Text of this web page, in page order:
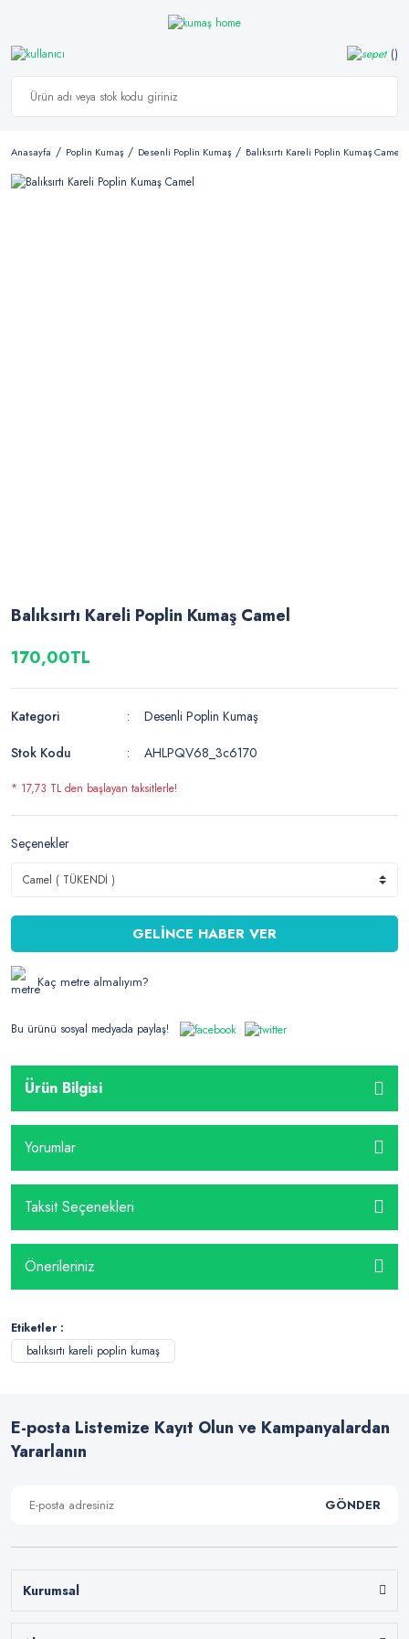
Anasayfa Poplin Kumaş Desenli Poplin Kumaş Balıksırtı Kareli Poplin Kumaş Camel
Balıksırtı Kareli Poplin Kumaş Camel
170,00TL
Kategori
Desenli Poplin Kumaş
Stok Kodu
AHLPQV68_3c6170
* 17,73 TL den başlayan taksitlerle!
Seçenekler
GELİNCE HABER VER
Kaç metre almalıyım?
Bu ürünü sosyal medyada paylaş!
Ürün Bilgisi
Yorumlar
Taksit Seçenekleri
Önerileriniz
Etiketler :
balıksırtı kareli poplin kumaş
E-posta Listemize Kayıt Olun ve Kampanyalardan
Yararlanın
GÖNDER
Kurumsal